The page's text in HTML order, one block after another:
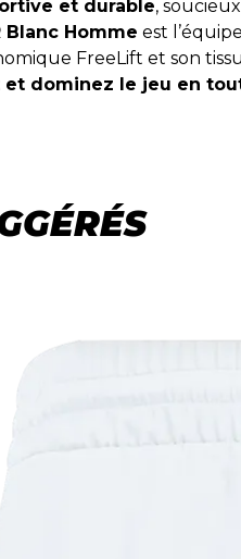
et durable,
Blanc Homme est
FreeLift et son
dominez le jeu en